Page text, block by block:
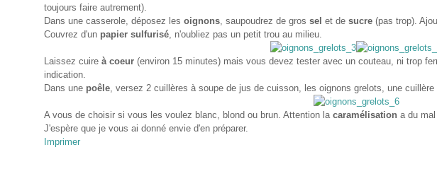
toujours faire autrement).
Dans une casserole, déposez les oignons, saupoudrez de gros sel et de sucre (pas trop).
Couvrez d'un papier sulfurisé, n'oubliez pas un petit trou au milieu.
Laissez cuire à coeur (environ 15 minutes) mais vous devez tester avec un couteau, ni trop
indication.
Dans une poêle, versez 2 cuillères à soupe de jus de cuisson, les oignons grelots, une
A vous de choisir si vous les voulez blanc, blond ou brun. Attention la caramélisation a du
J'espère que je vous ai donné envie d'en préparer.
Imprimer